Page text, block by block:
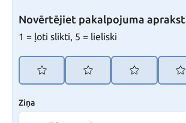
Novērtējiet pakalpojuma
1 = ļoti slikti, 5 = lieliski
Ziņa